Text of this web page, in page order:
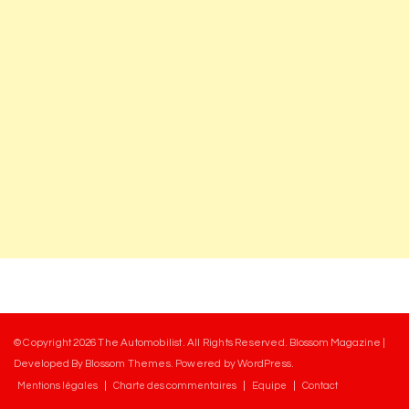
© Copyright 2026The Automobilist. All Rights Reserved. Blossom Magazine |
Developed By Blossom Themes. Powered byWordPress
Mentions légales Charte des commentaires Equipe Contact